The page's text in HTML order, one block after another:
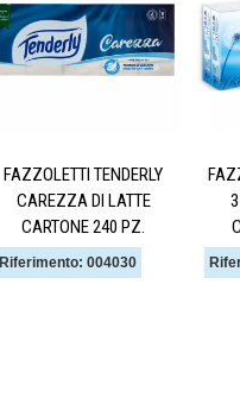
FAZZOLETTI TENDERLY
CAREZZA DI LATTE
CARTONE 240 PZ.
Riferimento: 004030